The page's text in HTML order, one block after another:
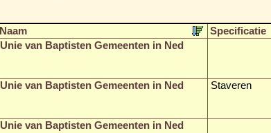
Naam Specificatie
Unie van Baptisten Gemeenten in Ned
Unie van Baptisten Gemeenten in Ned Staveren
Unie van Baptisten Gemeenten in Ned